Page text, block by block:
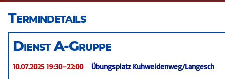
Termindetails
Dienst A-Gruppe
10.07.2025 19:30–22:00
Übungsplatz Kuhweidenweg/Langesch